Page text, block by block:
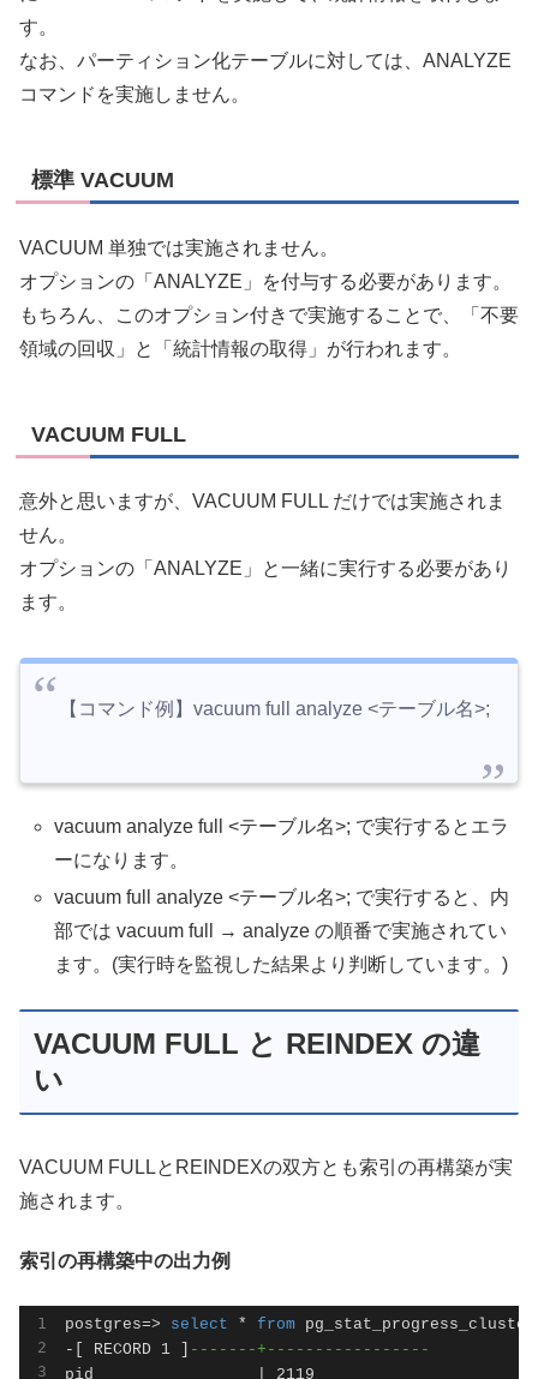
す。
なお、パーティション化テーブルに対しては、ANALYZE
コマンドを実施しません。
標準 VACUUM
VACUUM 単独では実施されません。
オプションの「ANALYZE」を付与する必要があります。
もちろん、このオプション付きで実施することで、「不要
領域の回収」と「統計情報の取得」が行われます。
VACUUM FULL
意外と思いますが、VACUUM FULL だけでは実施されま
せん。
オプションの「ANALYZE」と一緒に実行する必要があり
ます。
【コマンド例】vacuum full analyze <テーブル名>;
vacuum analyze full <テーブル名>; で実行するとエラ
ーになります。
vacuum full analyze <テーブル名>; で実行すると、内
部では vacuum full → analyze の順番で実施されてい
ます。(実行時を監視した結果より判断しています。)
VACUUM FULL と REINDEX の違
い
VACUUM FULLとREINDEXの双方とも索引の再構築が実
施されます。
索引の再構築中の出力例
postgres=> select * from
-[ RECORD 1 ]
-------+-----------------
pid                 | 2119